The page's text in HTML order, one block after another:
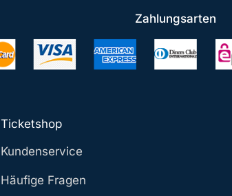
Zahlungsarten
Ticketshop
Kundenservice
Häufige Fragen